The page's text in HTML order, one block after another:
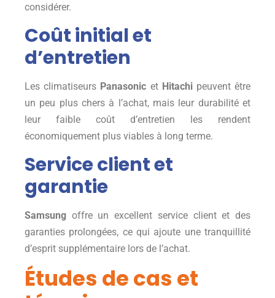
considérer.
Coût initial et
d’entretien
Les climatiseurs Panasonic et Hitachipeuvent être
un peu plus chers à l’achat, mais leur durabilité et
leur faible coût d’entretien les rendent
économiquement plus viables à long terme.
Service client et
garantie
Samsung offre un excellent service client et des
garanties prolongées, ce qui ajoute une tranquillité
d’esprit supplémentaire lors de l’achat.
Études de cas et